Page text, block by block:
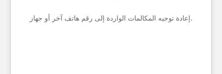
إعادة توجيه المكالمات الواردة إلى رقم هاتف آخر أو جهاز.